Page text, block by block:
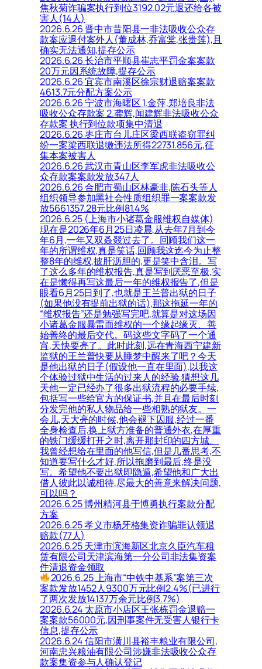
焦秋菊诈骗案执行到位3192.02元退还给各被
害人(14人)
2026.6.26 晋中市昔阳县一非法吸收公众存
款案应退付案外人(董成林,乔富棠,张贵莲),且
确实无法通知,提存公示
2026.6.26 长治市平顺县崔志平罚金案案款
20万元因系统故障,提存公示
2026.6.26 宜宾市南溪区徐宗财退赔案案款
4613.7元分配方案公示
2026.6.26 宁波市海曙区 1.金萍,郑培良非法
吸收公众存款案 2.龚辉,闻建辉非法吸收公众
存款案 执行到位款项集中清退
2026.6.26 枣庄市台儿庄区梁西联盗窃罪纠
纷一案梁西联退缴违法所得22731.856元,征
集本案被害人
2026.6.26 武汉市青山区李军虎非法吸收公
众存款案案款发放347人
2026.6.26 合肥市蜀山区林豪非,陈石头等人
组织领导参加黑社会性质组织罪一案案款发
放5661357.28元比例81.4%
2026.6.25 (上海市小诸葛金服维权自媒体)
现在是2026年6月25日凌晨,从去年7月到今
年6月,一年又双叒叕过去了。回顾我们这一
年的所谓维权,真是笑话,回顾我这迄今为止整
整8年的维权,披肝沥胆的,更是笑中含泪。写
了这么多年的维权报告,真是写到厌恶至极,实
在是懒得再写这最后一年的维权报告了,但是
眼看6月25日到了,也就是王兰普出狱的日子
(如果他没有提前出狱的话),那这拖延一年的
“维权报告”还是勉强写完吧,就算是对这场因
小诸葛金服暴雷而维权的一个缘起缘灭、善
始善终的最后交代。码这些文字码了一个通
宵,天快要亮了。此时此刻,远在青海西宁建新
监狱的王兰普快要从睡梦中醒来了吧？今天
是他出狱的日子(假设他一直在里面),以我这
个体验过狱中生活的过来人的经验,猜想这几
天他一定已经办了很多出狱流程的必要手续,
包括写一些给官方的保证书,并且在最后时刻
分发完他的私人物品给一些相熟的狱友。一
会儿,天大亮的时候,他会褪下囚服,经过一番
全身检查后,换上狱方准备的普通外衣,在厚重
的铁门缓缓打开之时,离开那封印的四方城。
我曾经想给在里面的他写信,但是几番思考,不
知道要写什么才好,所以拖磨到最后,终是没
写。希望他不要出狱即隐遁,希望他和广大出
借人彼此以诚相待,尽最大的善意来解决问题,
可以吗？
2026.6.25 博州精河县于博勇执行案款分配
方案
2026.6.25 孝义市杨牙格集资诈骗罪认领退
赔款(77人)
2026.6.25 天津市滨海新区北京久臣汽车租
赁有限公司天津滨海第一分公司非法集资案
件清退资金领取
2026.6.25 上海市“中铁中基系”案第三次
案款发放1452人9300万元比例2.4%(已进行
了两次发放14137万余元比例3.7%)
2026.6.24 太原市小店区王张栋罚金退赔一
案案款56000元,因刑事案件无受害人银行卡
信息,提存公示
2026.6.24 信阳市潢川县裕丰粮业有限公司,
河南忠兴粮油有限公司涉嫌非法吸收公众存
款案集资参与人确认登记